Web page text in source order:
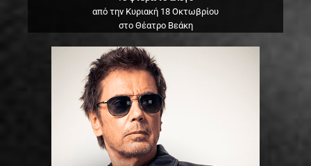
από την Κυριακή 18 Οκτωβρίου
στο Θέατρο Βεάκη